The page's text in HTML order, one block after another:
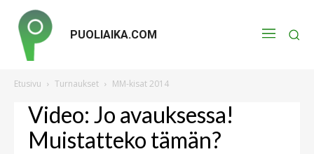
PUOLIAIKA.COM
Etusivu Turnaukset MM-kisat 2014
Video: Jo avauksessa!
Muistatteko tämän?